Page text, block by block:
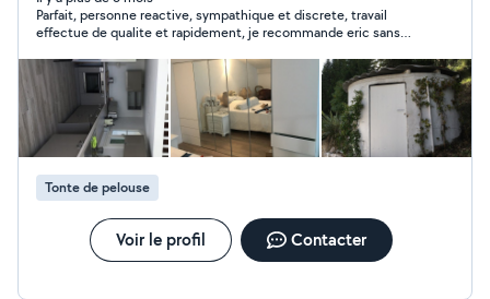
Parfait, personne reactive, sympathique et discrete, travail
effectue de qualite et rapidement, je recommande eric sans
Tonte de pelouse
Voir le profil Contacter